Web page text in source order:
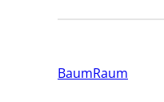
BaumRaum